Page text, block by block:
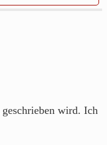
wird. Ich